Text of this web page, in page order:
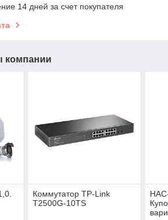
14 дней за счет покупателя
компании
Коммутатор TP-Link
T2500G-10TS